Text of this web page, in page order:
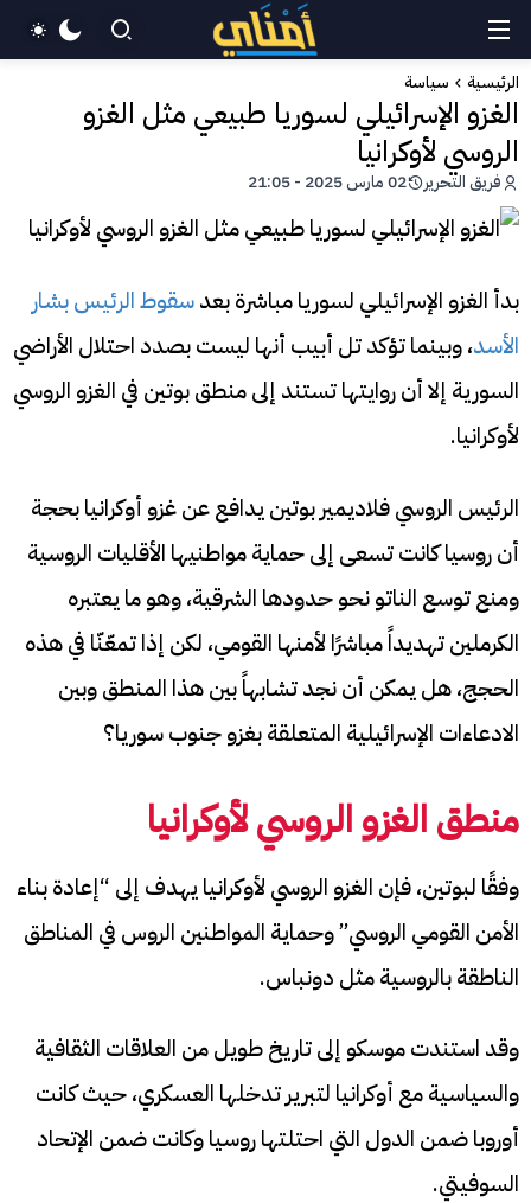
الرئيسية سياسة
الغزو الإسرائيلي لسوريا طبيعي مثل الغزو
الروسي لأوكرانيا
فريق التحرير 02 مارس 2025 - 21:05
بدأ الغزو الإسرائيلي لسوريا مباشرة بعدسقوط الرئيس بشار
الأسد، وبينما تؤكد تل أبيب أنها ليست بصدد احتلال الأراضي
السورية إلا أن روايتها تستند إلى منطق بوتين في الغزو الروسي
لأوكرانيا.
الرئيس الروسي فلاديمير بوتين يدافع عن غزو أوكرانيا بحجة
أن روسيا كانت تسعى إلى حماية مواطنيها الأقليات الروسية
ومنع توسع الناتو نحو حدودها الشرقية، وهو ما يعتبره
الكرملين تهديداً مباشرًا لأمنها القومي، لكن إذا تمعّنّا في هذه
الحجج، هل يمكن أن نجد تشابهاً بين هذا المنطق وبين
الادعاءات الإسرائيلية المتعلقة بغزو جنوب سوريا؟
منطق الغزو الروسي لأوكرانيا
وفقًا لبوتين، فإن الغزو الروسي لأوكرانيا يهدف إلى “إعادة بناء
الأمن القومي الروسي” وحماية المواطنين الروس في المناطق
الناطقة بالروسية مثل دونباس.
وقد استندت موسكو إلى تاريخ طويل من العلاقات الثقافية
والسياسية مع أوكرانيا لتبرير تدخلها العسكري، حيث كانت
أوروبا ضمن الدول التي احتلتها روسيا وكانت ضمن الإتحاد
السوفيتي.